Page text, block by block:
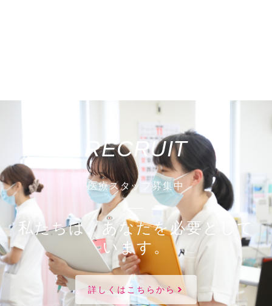
RECRUIT
医療スタッフ募集中
私たちは、あなたを必要として
います。
詳しくはこちらから